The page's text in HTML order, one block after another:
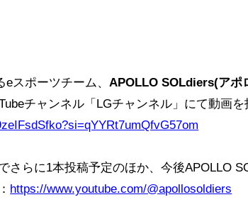
スポーツチーム、 APOLLO SOLdiers(アポ
チャンネル「LGチャンネル」にて動画を
さらに1本投稿予定のほか、今後APOLLO
https://www.youtube.com/@apollosoldiers